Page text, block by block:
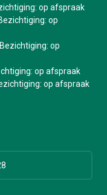
op afspraak
op
op
op afspraak
op afspraak